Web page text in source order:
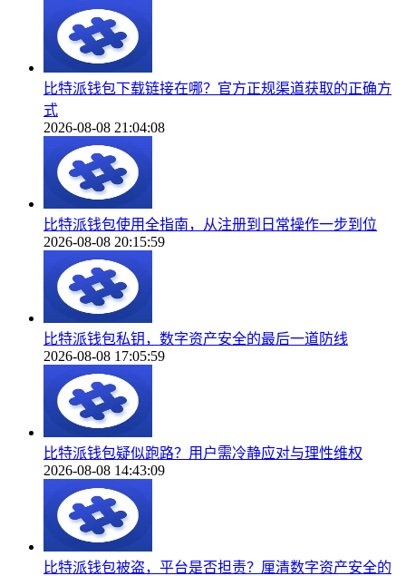
比特派钱包下载链接在哪？官方正规渠道获取的正确方
式
2026-08-08 21:04:08
比特派钱包使用全指南，从注册到日常操作一步到位
2026-08-08 20:15:59
比特派钱包私钥，数字资产安全的最后一道防线
2026-08-08 17:05:59
比特派钱包疑似跑路？用户需冷静应对与理性维权
2026-08-08 14:43:09
比特派钱包被盗，平台是否担责？厘清数字资产安全的